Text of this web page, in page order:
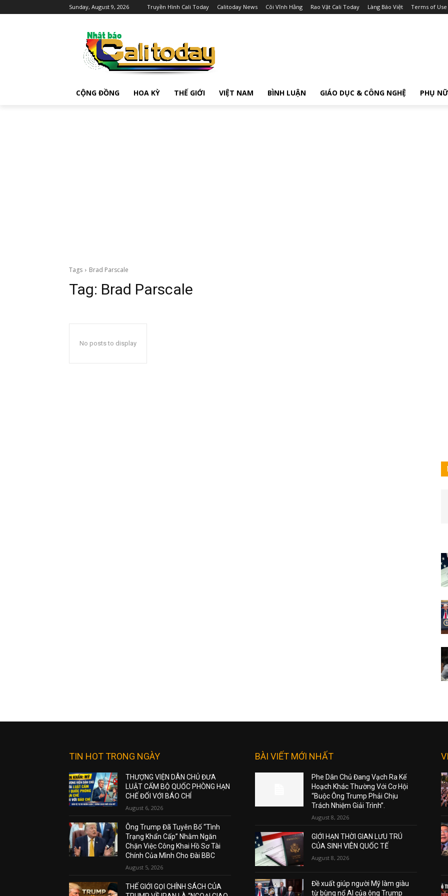
Sunday, August 9, 2026 Truyền Hình Cali Today Calitoday News Cõi Vĩnh Hằng Rao Vặt Cali Today Làng Báo Việt Terms of Use
CỘNG ĐỒNG HOA KỲ THẾ GIỚI VIỆT NAM BÌNH LUẬN GIÁO DỤC & CÔNG NGHỆ PHỤ NỮ
Tags Brad Parscale
Tag: Brad Parscale
No posts to display
TIN HOT TRONG NGÀY
THƯỢNG VIỆN DÂN CHỦ ĐƯA
LUẬT CẤM BỘ QUỐC PHÒNG HẠN
CHẾ ĐỐI VỚI BÁO CHÍ
August 6, 2026
Ông Trump Đã Tuyên Bố “Tình
Trạng Khẩn Cấp” Nhằm Ngăn
Chặn Việc Công Khai Hồ Sơ Tài
Chính Của Mình Cho Đài BBC
August 5, 2026
THẾ GIỚI GỌI CHÍNH SÁCH CỦA
BÀI VIẾT MỚI NHẤT
Phe Dân Chủ Đang Vạch Ra Kế
Hoạch Khác Thường Với Cơ Hội
“Buộc Ông Trump Phải Chịu
Trách Nhiệm Giải Trình”.
August 8, 2026
GIỚI HẠN THỜI GIAN LƯU TRÚ
CỦA SINH VIÊN QUỐC TẾ
August 8, 2026
Đề xuất giúp người Mỹ làm giàu
từ bùng nổ AI của ông Trump